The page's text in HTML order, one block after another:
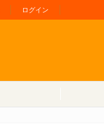
ログイン